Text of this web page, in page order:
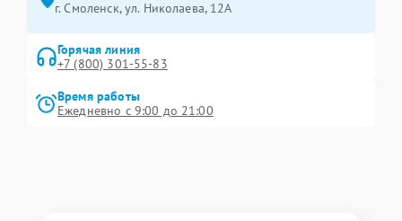
г. Смоленск, ул. Николаева, 12А
Горячая линия
+7 (800) 301-55-83
Время работы
Ежедневно с 9:00 до 21:00